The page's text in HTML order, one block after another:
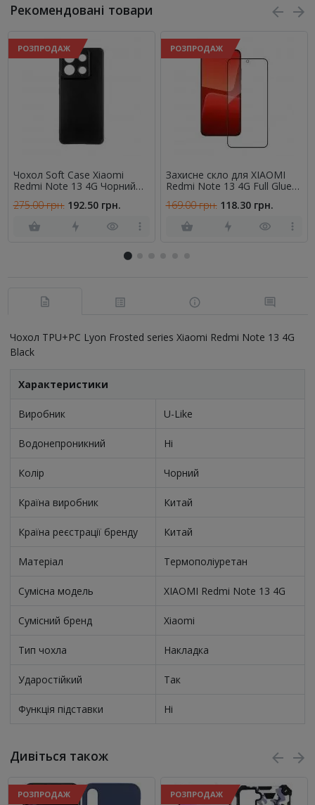
Рекомендовані товари
РОЗПРОДАЖ
Чохол Soft Case Xiaomi
Redmi Note 13 4G Чорний
275.00 грн. 192.50 грн.
РОЗПРОДАЖ
Захисне скло для XIAOMI
Redmi Note 13 4G Full Glue
169.00 грн. 118.30 грн.
Чохол TPU+PC Lyon Frosted series Xiaomi Redmi Note 13 4G
Black
Характеристики
Виробник U-Like
Водонепроникний Ні
Колір Чорний
Країна виробник Китай
Країна реєстрації бренду Китай
Матеріал Термополіуретан
Сумісна модель XIAOMI Redmi Note 13 4G
Сумісний бренд Xiaomi
Тип чохла Накладка
Ударостійкий Так
Функція підставки Ні
Дивіться також
РОЗПРОДАЖ РОЗПРОДАЖ